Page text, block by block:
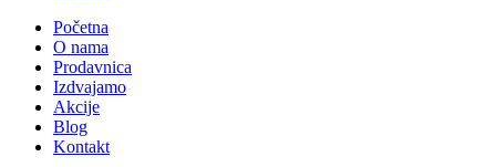
Početna
O nama
Prodavnica
Izdvajamo
Akcije
Blog
Kontakt